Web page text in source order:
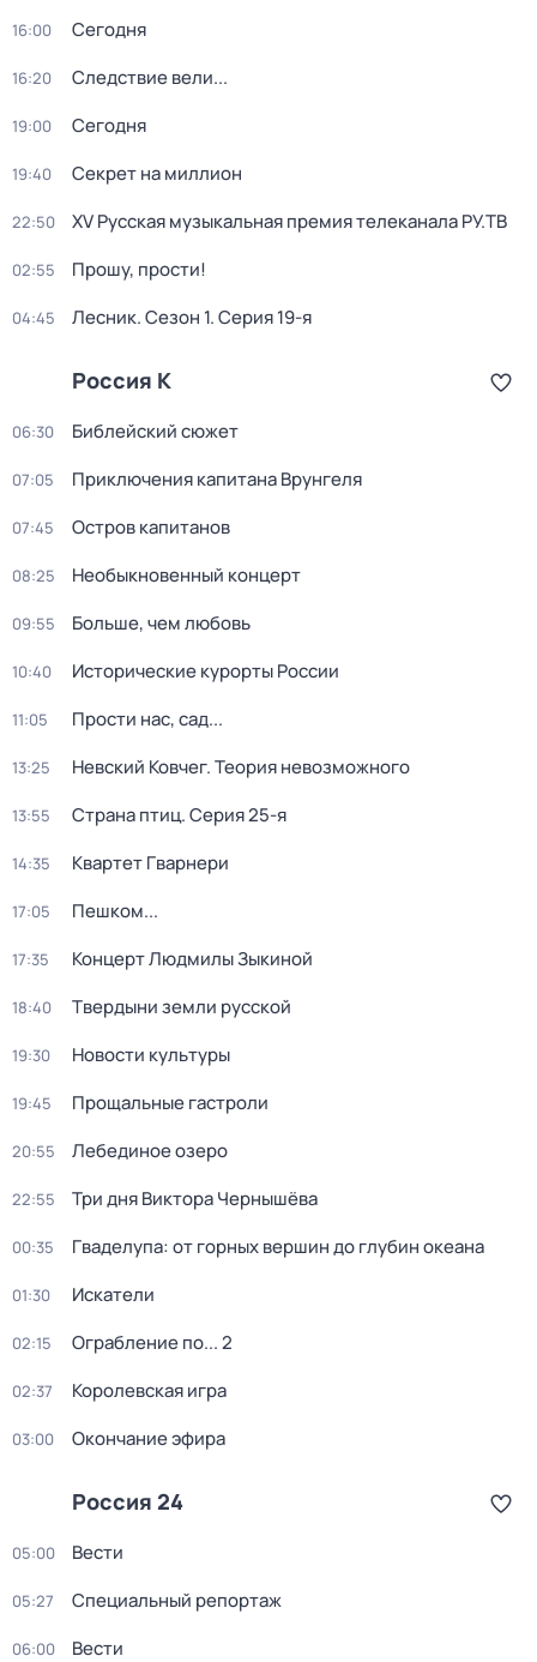
16:00 Сегодня
16:20 Следствие вели...
19:00 Сегодня
19:40 Секрет на миллион
22:50 XV Русская музыкальная премия телеканала РУ.ТВ
02:55 Прошу, прости!
04:45 Лесник. Сезон 1. Серия 19-я
Россия К
06:30 Библейский сюжет
07:05 Приключения капитана Врунгеля
07:45 Остров капитанов
08:25 Необыкновенный концерт
09:55 Больше, чем любовь
10:40 Исторические курорты России
11:05 Прости нас, сад...
13:25 Невский Ковчег. Теория невозможного
13:55 Страна птиц. Серия 25-я
14:35 Квартет Гварнери
17:05 Пешком...
17:35 Концерт Людмилы Зыкиной
18:40 Твердыни земли русской
19:30 Новости культуры
19:45 Прощальные гастроли
20:55 Лебединое озеро
22:55 Три дня Виктора Чернышёва
00:35 Гваделупа: от горных вершин до глубин океана
01:30 Искатели
02:15 Ограбление по... 2
02:37 Королевская игра
03:00 Окончание эфира
Россия 24
05:00 Вести
05:27 Специальный репортаж
06:00 Вести